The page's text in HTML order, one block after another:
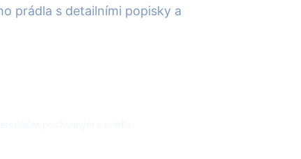
prádla s detailními popisky a